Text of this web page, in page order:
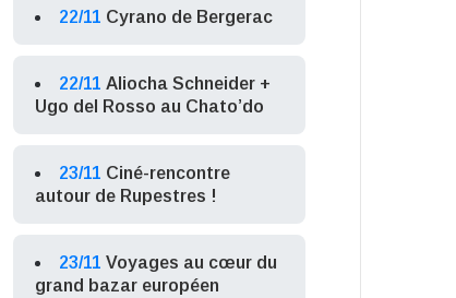
22/11 Cyrano de Bergerac
22/11 Aliocha Schneider +
Ugo del Rosso au Chato’do
23/11 Ciné-rencontre
autour de Rupestres !
23/11 Voyages au cœur du
grand bazar européen